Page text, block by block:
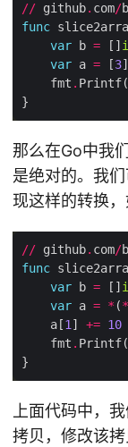
// github. com/
func
var b = []
var a = [3]
    fmt
. Printf(
那么在Go中我
是绝对的。我
现这样的转换，
// github. com/
func
var b = []
var a = * (*
    a[
1] += 10
    fmt
. Printf(
上面代码中，
拷贝，修改该